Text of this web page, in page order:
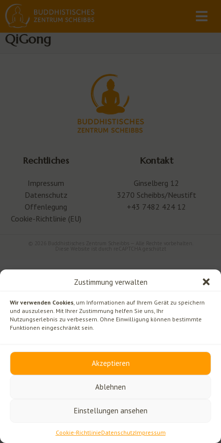
Zustimmung verwalten
Wir verwenden Cookies, um Informationen auf Ihrem Gerät zu speichern
und auszulesen. Mit Ihrer Zustimmung helfen Sie uns, Ihr
Nutzungserlebnis zu verbessern. Ohne Einwilligung können bestimmte
Funktionen eingeschränkt sein.
Akzeptieren
Ablehnen
Einstellungen ansehen
Cookie-RichtlinieDatenschutzImpressum
QiGong
Rechtliches
Impressum
Datenschutz
Offenlegung
Cookie-Richtlinie (EU)
Kontakt
Ginselberg 12
3270 Scheibbs/Neustift
+43 7482 424 12